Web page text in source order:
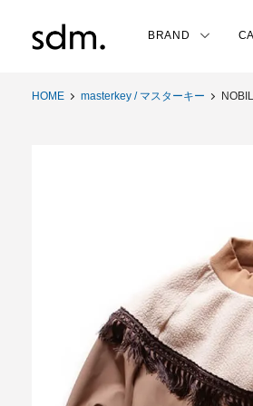
BRAND
HOME masterkey / マスターキー